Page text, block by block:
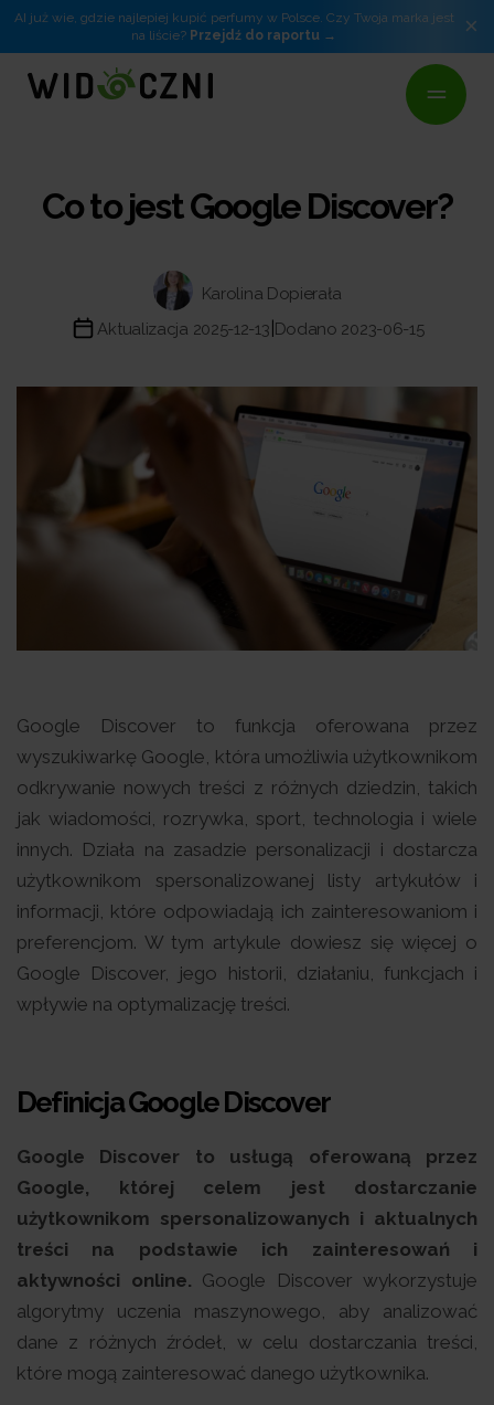
AI już wie, gdzie najlepiej kupić perfumy w Polsce. Czy Twoja marka jest
na liście? Przejdź do raportu ×
Co to jest Google Discover?
Karolina Dopierała
Aktualizacja 2025-12-13 Dodano 2023-06-15
Google Discover to funkcja oferowana przez
wyszukiwarkę Google, która umożliwia użytkownikom
odkrywanie nowych treści z różnych dziedzin, takich
jak wiadomości, rozrywka, sport, technologia i wiele
innych. Działa na zasadzie personalizacji i dostarcza
użytkownikom spersonalizowanej listy artykułów i
informacji, które odpowiadają ich zainteresowaniom i
preferencjom. W tym artykule dowiesz się więcej o
Google Discover, jego historii, działaniu, funkcjach i
wpływie na optymalizację treści.
Definicja Google Discover
Google Discover to usługą oferowaną przez
Google, której celem jest dostarczanie
użytkownikom spersonalizowanych i aktualnych
treści na podstawie ich zainteresowań i
aktywności online. Google Discover wykorzystuje
algorytmy uczenia maszynowego, aby analizować
dane z różnych źródeł, w celu dostarczania treści,
które mogą zainteresować danego użytkownika.